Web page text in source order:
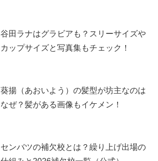
谷田ラナはグラビアも？スリーサイズや
カップサイズと写真集もチェック！
葵揚（あおいよう）の髪型が坊主なのは
なぜ？髪がある画像もイケメン！
センバツの補欠校とは？繰り上げ出場の